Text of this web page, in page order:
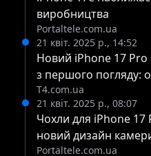
Fixed Focus Digital був
згадав номенклатуру
коли всі ще
випустить новий
серії початкового
лютневому звіті
Partners (CIRP)
очікується,
виробництва
Portaltele.com.ua
21 квіт. 2025 р., 14:52
Новий iPhone 17 Pro
з першого погляду:
T4.com.ua
21 квіт. 2025 р., 08:07
Чохли для iPhone 17
новий дизайн
Portaltele.com.ua